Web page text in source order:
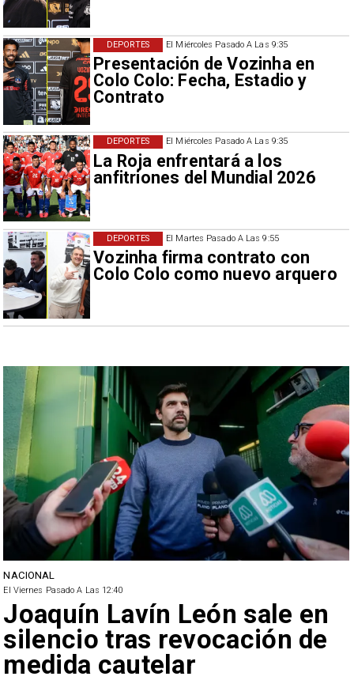
El Miércoles Pasado A Las 9:35
Presentación de Vozinha en
Colo Colo: Fecha, Estadio y
Contrato
DEPORTES
El Miércoles Pasado A Las 9:35
La Roja enfrentará a los
anfitriones del Mundial 2026
DEPORTES
El Martes Pasado A Las 9:55
Vozinha firma contrato con
Colo Colo como nuevo arquero
DEPORTES
NACIONAL
El Viernes Pasado A Las 12:40
Joaquín Lavín León sale en
silencio tras revocación de
medida cautelar